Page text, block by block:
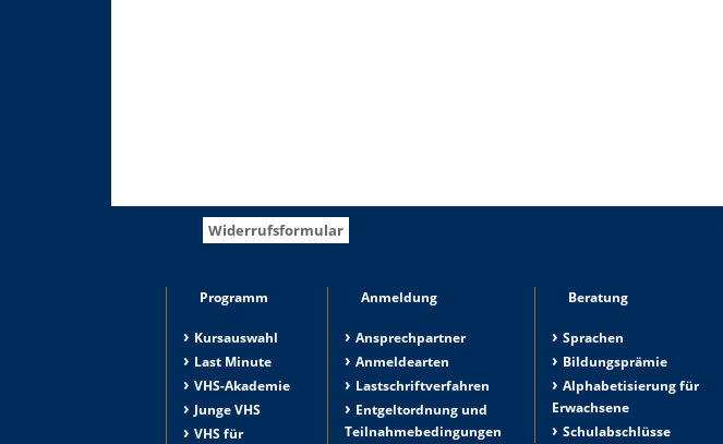
Widerrufsformular
Programm
Kursauswahl
Last Minute
VHS-Akademie
Junge VHS
VHS für
Anmeldung
Ansprechpartner
Anmeldearten
Lastschriftverfahren
Entgeltordnung und
Teilnahmebedingungen
Beratung
Sprachen
Bildungsprämie
Alphabetisierung für
Erwachsene
Schulabschlüsse